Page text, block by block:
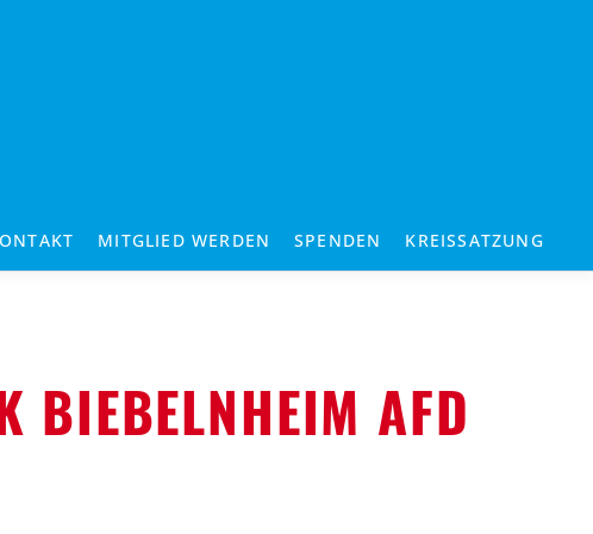
MITGLIED WERDEN SPENDEN KREISSATZUNG
BIEBELNHEIM AFD